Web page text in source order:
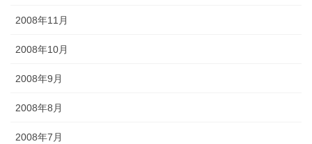
2008年11月
2008年10月
2008年9月
2008年8月
2008年7月